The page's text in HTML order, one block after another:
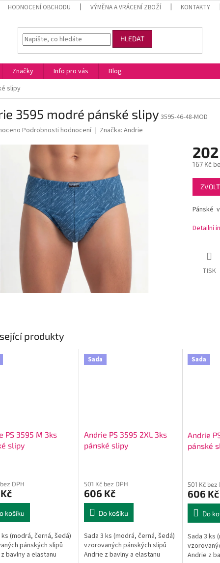
HODNOCENÍ OBCHODU VÝMĚNA A VRÁCENÍ ZBOŽÍ KONTAKTY
HLEDAT
Značky Info pro vás
Blog
slipy
3595 modré pánské slipy 3595-46-48-MOD
Podrobnosti hodnocení Značka: Andrie
167 Kč
Měrná
cena:
Pánské
Detailní
TISK
produkty
PS 3595 M 3ks
slipy
DPH
košíku
ks (modrá, černá, šedá)
pánských slipů
bavlny a elastanu
Sada
Andrie PS 3595 2XL 3ks
pánské slipy
501 Kč bez DPH
606 Kč
Do košíku
Sada 3 ks (modrá, černá, šedá)
vzorovaných pánských slipů
Andrie z bavlny a elastanu
Sada
Andrie
pánské
501 Kč bez
606 Kč
Do
Sada 3 ks
Andrie z